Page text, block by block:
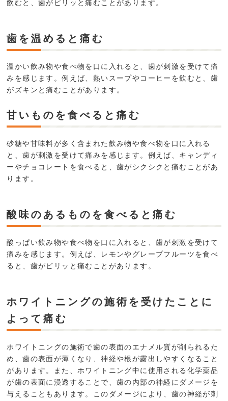
飲むと、歯がピリッと痛むことがあります。
歯を温めると痛む
温かい飲み物や食べ物を口に入れると、歯が刺激を受けて痛
みを感じます。例えば、熱いスープやコーヒーを飲むと、歯
がズキンと痛むことがあります。
甘いものを食べると痛む
砂糖や甘味料が多く含まれた飲み物や食べ物を口に入れる
と、歯が刺激を受けて痛みを感じます。例えば、キャンディ
ーやチョコレートを食べると、歯がシクシクと痛むことがあ
ります。
酸味のあるものを食べると痛む
酸っぱい飲み物や食べ物を口に入れると、歯が刺激を受けて
痛みを感じます。例えば、レモンやグレープフルーツを食べ
ると、歯がピリッと痛むことがあります。
ホワイトニングの施術を受けたことに
よって痛む
ホワイトニングの施術で歯の表面のエナメル質が削られるた
め、歯の表面が薄くなり、神経や根が露出しやすくなること
があります。また、ホワイトニング中に使用される化学薬品
が歯の表面に浸透することで、歯の内部の神経にダメージを
与えることもあります。このダメージにより、歯の神経が刺